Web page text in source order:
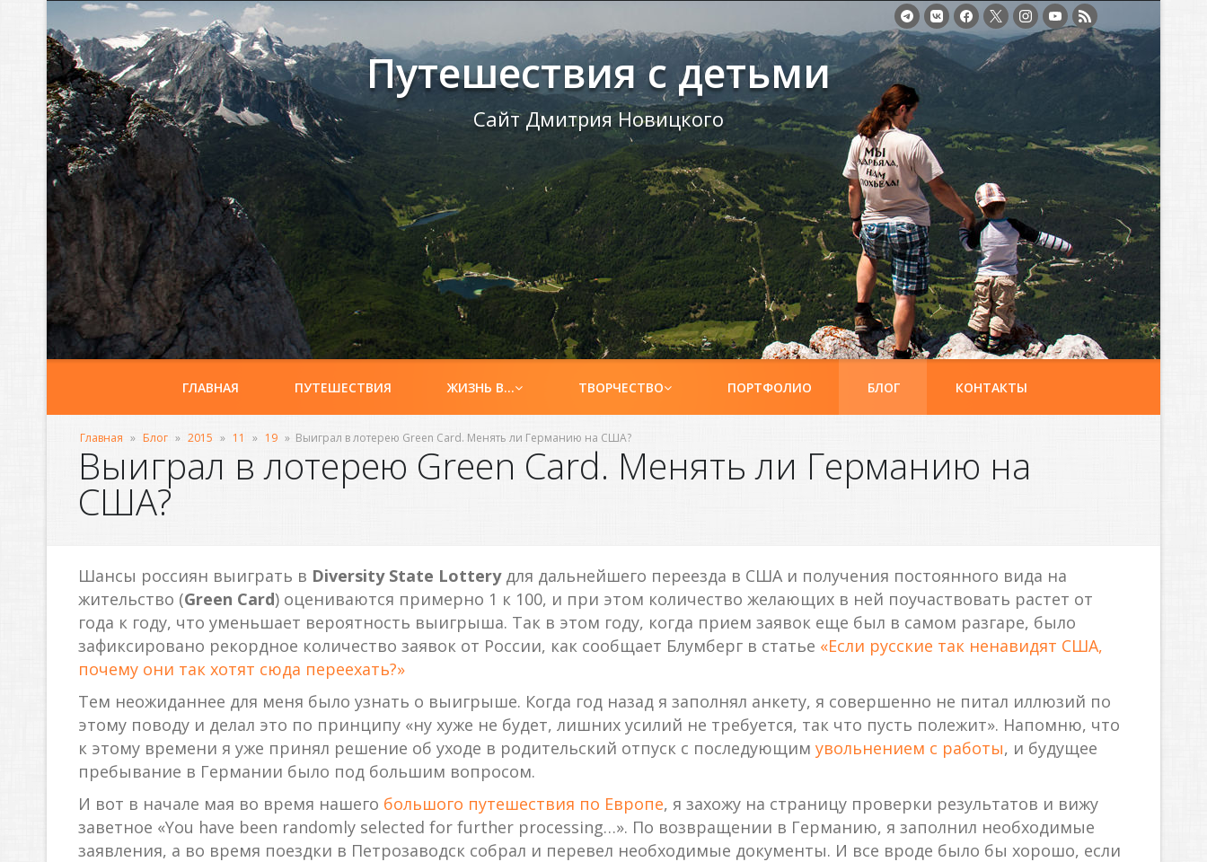
Путешествия с детьми
Сайт Дмитрия Новицкого
ГЛАВНАЯ ПУТЕШЕСТВИЯ ЖИЗНЬ В… ТВОРЧЕСТВО ПОРТФОЛИО БЛОГ КОНТАКТЫ
Главная » Блог » 2015 » 11 » 19 » Выиграл в лотерею Green Card. Менять ли Германию на США?
Выиграл в лотерею Green Card. Менять ли Германию на
США?
Шансы россиян выиграть в Diversity State Lotteryдля дальнейшего переезда в США и получения постоянного вида на
жительство (Green Card) оцениваются примерно 1 к 100, и при этом количество желающих в ней поучаствовать растет от
года к году, что уменьшает вероятность выигрыша. Так в этом году, когда прием заявок еще был в самом разгаре, было
зафиксировано рекордное количество заявок от России, как сообщает Блумберг в статье «Если русские так ненавидят США,
почему они так хотят сюда переехать?»
Тем неожиданнее для меня было узнать о выигрыше. Когда год назад я заполнял анкету, я совершенно не питал иллюзий по
этому поводу и делал это по принципу «ну хуже не будет, лишних усилий не требуется, так что пусть полежит». Напомню, что
к этому времени я уже принял решение об уходе в родительский отпуск с последующим увольнением с работы, и будущее
пребывание в Германии было под большим вопросом.
И вот в начале мая во время нашего большого путешествия по Европе, я захожу на страницу проверки результатов и вижу
заветное «You have been randomly selected for further processing…». По возвращении в Германию, я заполнил необходимые
заявления, а во время поездки в Петрозаводск собрал и перевел необходимые документы. И все вроде было бы хорошо, если